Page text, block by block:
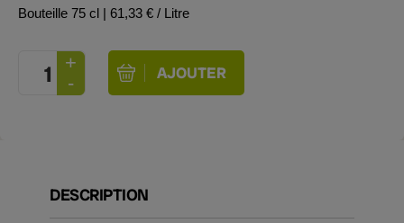
Bouteille 75 cl | 61,33 € / Litre
DESCRIPTION